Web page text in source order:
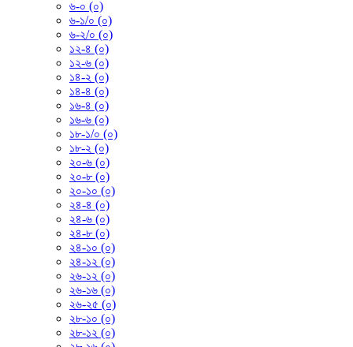
৬-০ (০)
৬-১/০ (০)
৬-২/০ (০)
১২-৪ (০)
১২-৬ (০)
১৪-২ (০)
১৪-৪ (০)
১৬-৪ (০)
১৬-৬ (০)
১৮-১/০ (০)
১৮-২ (০)
২০-৬ (০)
২০-৮ (০)
২০-১০ (০)
২৪-৪ (০)
২৪-৬ (০)
২৪-৮ (০)
২৪-১০ (০)
২৪-১২ (০)
২৬-১২ (০)
২৬-১৬ (০)
২৬-২৫ (০)
২৮-১০ (০)
২৮-১২ (০)